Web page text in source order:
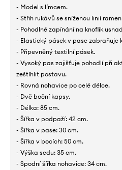
- Model s límcem.
- Střih rukávů se sníženou linií
- Pohodlné zapínání na knoflík
- Elastický pásek v pase zabraňuje
- Připevněný textilní pásek.
- Vysoký pas zajišťuje pohodlí při
zeštíhlit postavu.
- Rovná nohavice po celé délce.
- Dvě boční kapsy.
- Délka: 85 cm.
- Šířka v podpaží: 42 cm.
- Šířka v pase: 30 cm.
- Šířka v bocích: 50 cm.
- Výška sedu: 35 cm.
- Spodní šířka nohavice: 34 cm.